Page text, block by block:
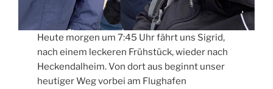
Heute morgen um 7:45 Uhr fährt uns Sigrid,
nach einem leckeren Frühstück, wieder nach
Heckendalheim. Von dort aus beginnt unser
heutiger Weg vorbei am Flughafen